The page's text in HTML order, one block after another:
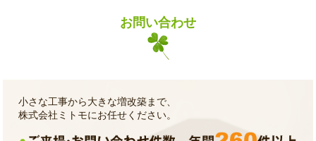
お問い合わせ
小さな工事から大きな増改築まで、
株式会社ミトモにお任せください。